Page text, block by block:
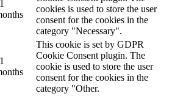
cookies is used to store the user
consent for the cookies in the
category "Necessary".
This cookie is set by GDPR
Cookie Consent plugin. The
cookie is used to store the user
consent for the cookies in the
category "Other.